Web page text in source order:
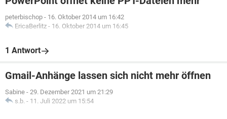
peterbischop - 16. Oktober 2014 um 16:42
EricaBerlitz - 16. Oktober 2014 um 16:45
1 Antwort
Gmail-Anhänge lassen sich nicht mehr öffnen
Sabine - 29. Dezember 2021 um 21:29
s.b. - 11. Juli 2022 um 15:54